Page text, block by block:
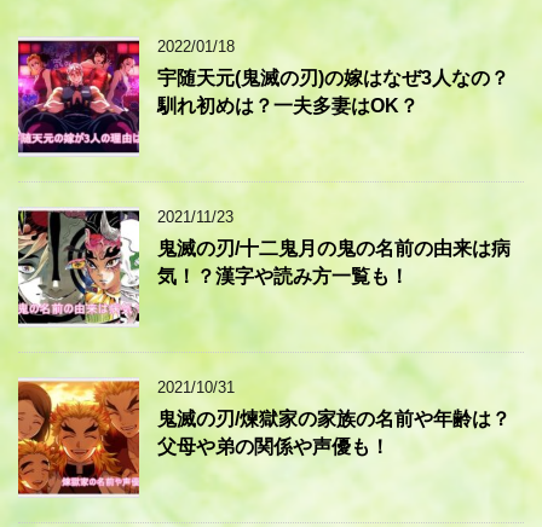
2022/01/18
宇随天元(鬼滅の刃)の嫁はなぜ3人なの？
馴れ初めは？一夫多妻はOK？
2021/11/23
鬼滅の刃/十二鬼月の鬼の名前の由来は病
気！？漢字や読み方一覧も！
2021/10/31
鬼滅の刃/煉獄家の家族の名前や年齢は？
父母や弟の関係や声優も！